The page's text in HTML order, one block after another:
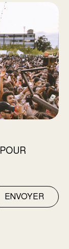
ENVOYER